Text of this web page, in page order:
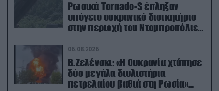
Ρωσικά Tornado-S έπληξαν
υπόγειο ουκρανικό διοικητήριο
στην περιοχή του Ντομπροπόλιε
(βίντεο)
06.08.2026
Β.Ζελένσκι: «Η Ουκρανία χτύπησε
δύο μεγάλα διυλιστήρια
πετρελαίου βαθιά στη Ρωσία»